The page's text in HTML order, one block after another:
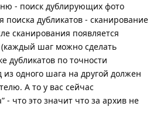
- поиск дублирующих фото
поиска дубликатов - сканирование
сканирования появляется
(каждый шаг можно сделать
дубликатов по точности
одного шага на другой должен
А то у вас сейчас
- что это значит что за архив не